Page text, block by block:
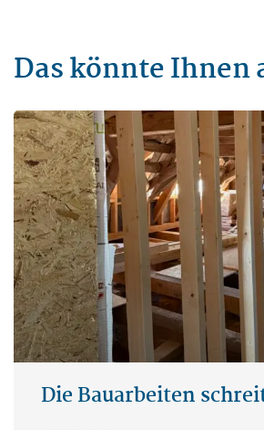
Das könnte Ihnen
Die Bauarbeiten